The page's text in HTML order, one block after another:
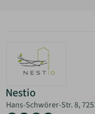
Nestio
Hans-Schwörer-Str. 8,